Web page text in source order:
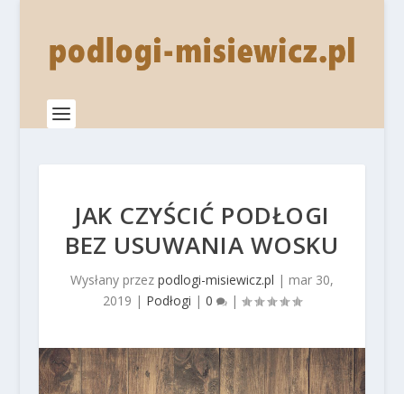
JAK CZYŚCIĆ PODŁOGI
BEZ USUWANIA WOSKU
Wysłany przez podlogi-misiewicz.pl | mar 30,
2019 | Podłogi | 0 |